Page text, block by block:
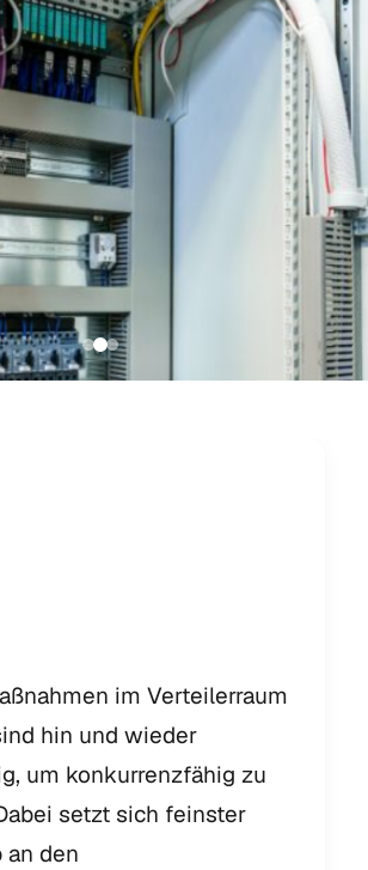
im Verteilerraum
hin und wieder
um konkurrenzfähig zu
setzt sich feinster
an den